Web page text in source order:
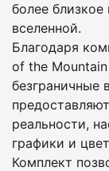
более
вселенной.
Благодаря
of the
безграничные
реальности,
графики и
Комплект